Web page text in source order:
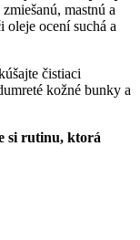
mastnú a
ocení suchá a
čistiaci
kožné bunky a
si rutinu, ktorá